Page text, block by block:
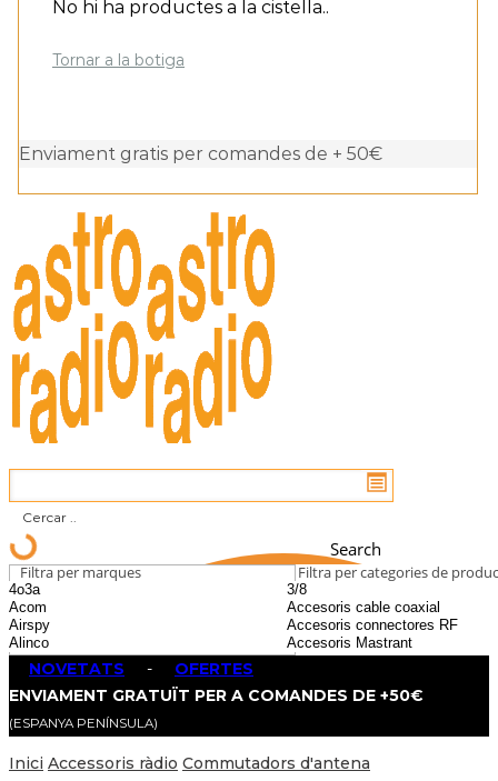
No hi ha productes a la cistella..
Tornar a la botiga
Enviament gratis per comandes de + 50€
Search
Filtra per marques Filtra per categories de
NOVETATS - OFERTES
ENVIAMENT GRATUÏT PER A COMANDES DE +50€
(ESPANYA PENÍNSULA)
Inici Accessoris ràdio Commutadors d'antena